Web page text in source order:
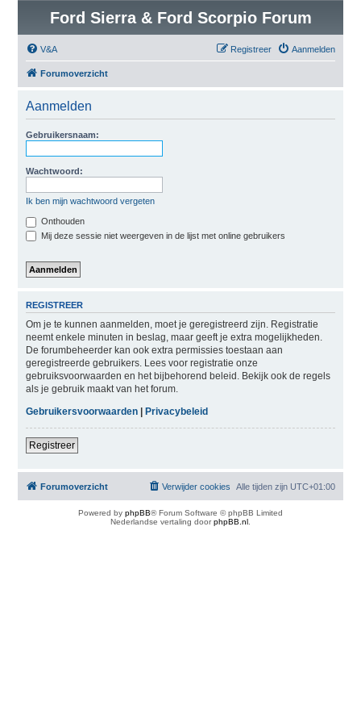
Ford Sierra & Ford Scorpio Forum
V&A Aanmelden
Registreer
Forumoverzicht
Aanmelden
Gebruikersnaam:
Wachtwoord:
Ik ben mijn wachtwoord vergeten
Onthouden
Mij deze sessie niet weergeven in de lijst met online gebruikers
REGISTREER
Om je te kunnen aanmelden, moet je geregistreerd zijn. Registratie
neemt enkele minuten in beslag, maar geeft je extra mogelijkheden.
De forumbeheerder kan ook extra permissies toestaan aan
geregistreerde gebruikers. Lees voor registratie onze
gebruiksvoorwaarden en het bijbehorend beleid. Bekijk ook de regels
als je gebruik maakt van het forum.
Gebruikersvoorwaarden| Privacybeleid
Registreer
Forumoverzicht Alle tijden zijn UTC+01:00
Verwijder cookies
Powered by phpBB® Forum Software © phpBB Limited
Nederlandse vertaling doorphpBB.nl